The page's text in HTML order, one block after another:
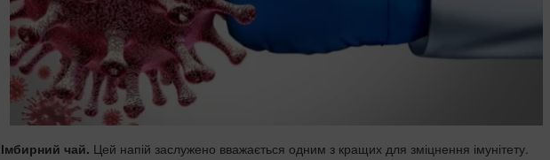
Імбирний чай. Цей напій заслужено вважається одним з кращих для зміцнення імунітету.